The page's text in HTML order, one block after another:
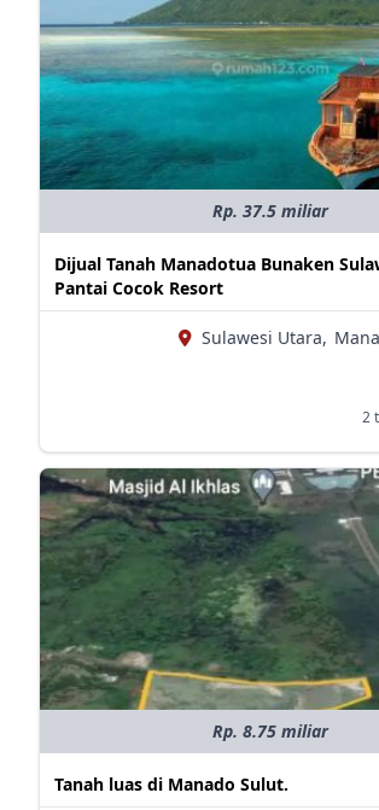
Rp. 37.5 miliar
Dijual Tanah Manadotua Bunaken
Pantai Cocok Resort
Sulawesi Utara,
2
Rp. 8.75 miliar
Tanah luas di Manado Sulut.